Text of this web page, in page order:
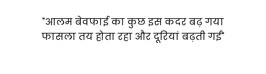
"आलम बेवफाई का कुछ इस कदर बढ़ गया
फासला तय होता रहा और दूरियां बढ़ती गई"